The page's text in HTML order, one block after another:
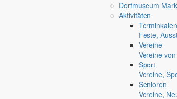
Dorfmuseum
Aktivitäten
Feste,
Vereine
Vereine
Sport
Vereine,
Senioren
Vereine,
Bürgermeister vor Ort in Pfaffendorf
Bürgermeister vor Ort in Markersdorf »
Gemeinde Markersdorf
nature_people